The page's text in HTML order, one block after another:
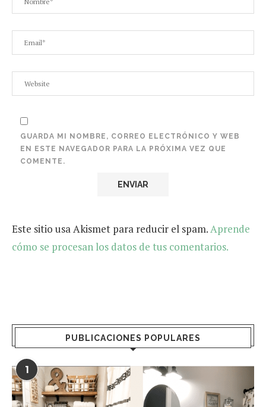
GUARDA MI NOMBRE, CORREO ELECTRÓNICO Y WEB
EN ESTE NAVEGADOR PARA LA PRÓXIMA VEZ QUE
COMENTE.
Este sitio usa Akismet para reducir el spam.Aprende
cómo se procesan los datos de tus comentarios.
PUBLICACIONES POPULARES
1